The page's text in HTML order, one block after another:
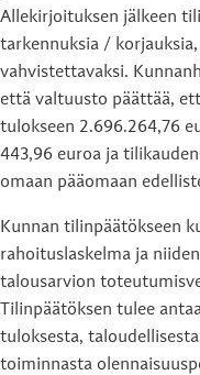
Allekirjoituksen jälkeen
tarkennuksia /
vahvistettavaksi.
että valtuusto päättää,
tulokseen 2.696.264,76
443,96 euroa ja
omaan pääomaan
Kunnan tilinpäätökseen
rahoituslaskelma ja
talousarvion
Tilinpäätöksen tulee
tuloksesta,
toiminnasta